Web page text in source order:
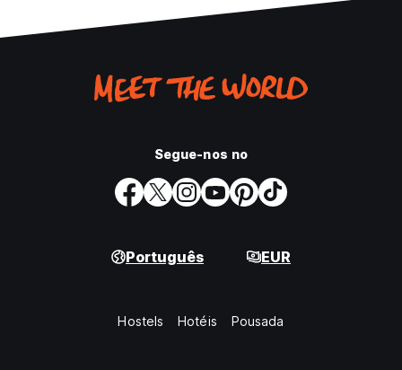
Segue-nos no
Português EUR
Hostels Hotéis Pousada